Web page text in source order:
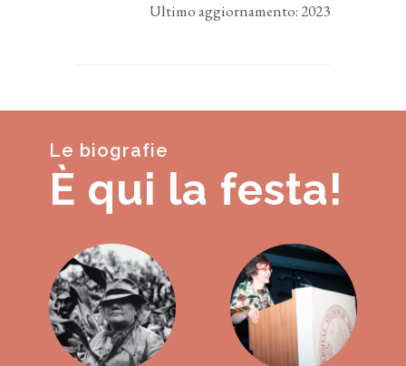
Ultimo aggiornamento: 2023
Le biografie
È qui la festa!